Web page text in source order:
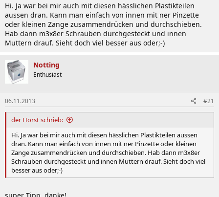
Hi. Ja war bei mir auch mit diesen hässlichen Plastikteilen
aussen dran. Kann man einfach von innen mit ner Pinzette
oder kleinen Zange zusammendrücken und durchschieben.
Hab dann m3x8er Schrauben durchgesteckt und innen
Muttern drauf. Sieht doch viel besser aus oder;-)
Notting
Enthusiast
06.11.2013 #21
der Horst schrieb:
Hi. Ja war bei mir auch mit diesen hässlichen Plastikteilen aussen
dran. Kann man einfach von innen mit ner Pinzette oder kleinen
Zange zusammendrücken und durchschieben. Hab dann m3x8er
Schrauben durchgesteckt und innen Muttern drauf. Sieht doch viel
besser aus oder;-)
super Tipp, danke!